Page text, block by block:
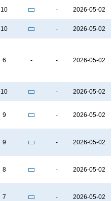
10 - 2026-05-02
10 - 2026-05-02
6 - - 2026-05-02
10 - 2026-05-02
9 - 2026-05-02
9 - 2026-05-02
8 - 2026-05-02
7 - 2026-05-02